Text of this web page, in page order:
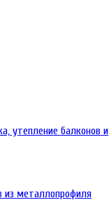
утепление балконов и
из металлопрофиля